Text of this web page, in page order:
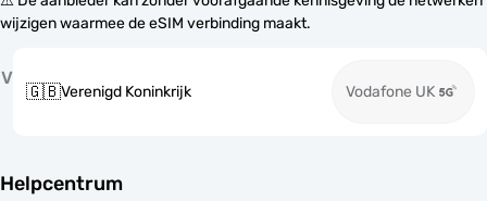
wijzigen waarmee de eSIM verbinding maakt.
V
🇬🇧Verenigd Koninkrijk Vodafone UK
Helpcentrum